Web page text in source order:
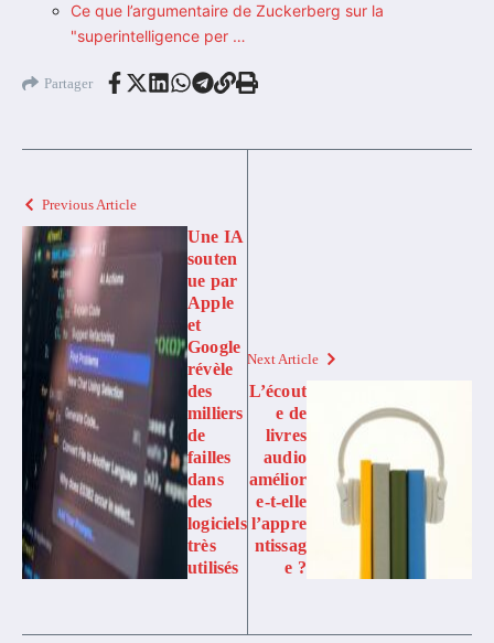
Ce que l’argumentaire de Zuckerberg sur la
"superintelligence per …
Partager
Previous Article
Une IA
souten
ue par
Apple
et
Google
révèle
des
milliers
de
failles
dans
des
logiciels
très
utilisés
Next Article
L’écout
e de
livres
audio
amélior
e-t-elle
l’appre
ntissag
e ?